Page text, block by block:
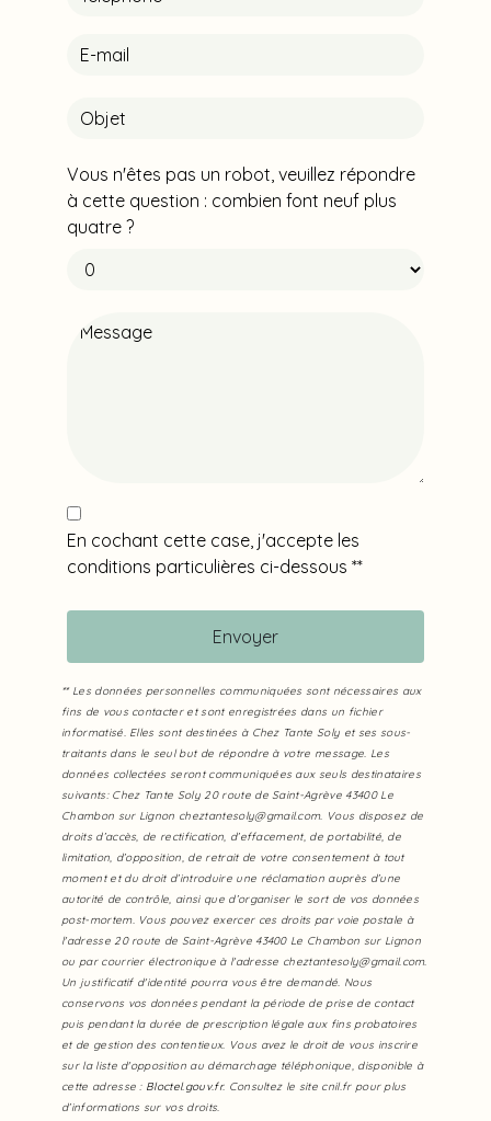
Vous n'êtes pas un robot, veuillez répondre
à cette question : combien font neuf plus
quatre ?
En cochant cette case, j'accepte les
conditions particulières ci-dessous **
Envoyer
** Les données personnelles communiquées sont nécessaires aux
fins de vous contacter et sont enregistrées dans un fichier
informatisé. Elles sont destinées à Chez Tante Soly et ses sous-
traitants dans le seul but de répondre à votre message. Les
données collectées seront communiquées aux seuls destinataires
suivants: Chez Tante Soly 20 route de Saint-Agrève 43400 Le
Chambon sur Lignon cheztantesoly@gmail.com. Vous disposez de
droits d’accès, de rectification, d’effacement, de portabilité, de
limitation, d’opposition, de retrait de votre consentement à tout
moment et du droit d’introduire une réclamation auprès d’une
autorité de contrôle, ainsi que d’organiser le sort de vos données
post-mortem. Vous pouvez exercer ces droits par voie postale à
l'adresse 20 route de Saint-Agrève 43400 Le Chambon sur Lignon
ou par courrier électronique à l'adresse cheztantesoly@gmail.com.
Un justificatif d'identité pourra vous être demandé. Nous
conservons vos données pendant la période de prise de contact
puis pendant la durée de prescription légale aux fins probatoires
et de gestion des contentieux. Vous avez le droit de vous inscrire
sur la liste d'opposition au démarchage téléphonique, disponible à
cette adresse : Bloctel.gouv.fr. Consultez le site cnil.fr pour plus
d’informations sur vos droits.